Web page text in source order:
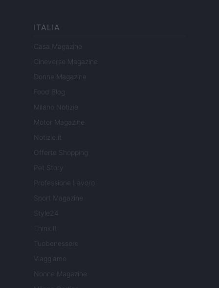
ITALIA
Casa Magazine
Cineverse Magazine
Donne Magazine
Food Blog
Milano Notizie
Motor Magazine
Notizie.it
Offerte Shopping
Pet Story
Professione Lavoro
Sport Magazine
Style24
Think.it
Tuobenessere
Viaggiamo
Nonne Magazine